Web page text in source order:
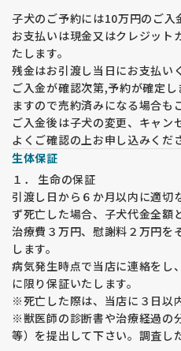
うご要望もありますが、子犬で
ん。子犬は元気に遊ぶものです
ことも考えられます。
両親の性格から予想することは
の仕方によって思ったような育
ことをご了承ください。
大型飼養経験のない方は、子犬
勧めいたします。
大型犬は、小中型犬と飼養環境
す。
生活環境によっては、子犬を受
であることが分かったり、環境
う場合も少なくありません。
★★★ 遺伝疾患・疾病予防へ
福田ブリーダーは両親から受け
少なくする取り組みを10年以上
子犬と飼育してくださる飼い主
なくできるよう、努力していま
【股関節形成不全】
子犬のご予約には10万円のご入
お支払いは現金又はクレジット
たします。
残金はお引渡し当日にお支払い
ご入金が確認次第,予約が確定
ますので売約済みになる場合も
ご入金後は子犬の変更、キャン
よくご確認の上お申し込みくだ
生体保証
１． 生命の保証
引渡し日から６か月以内に適切
ず死亡した場合、子犬代金全額
治療費３万円、慰謝料２万円を
します。
病気発生時点で当店に連絡をし
に限り保証いたします。
※死亡した際は、当店に３日以
※獣医師の診断書や治療経過の
等）を提出して下さい。調査し